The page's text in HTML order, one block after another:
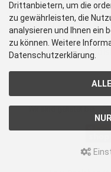
Kontakt:
Telefon: (0 50 68) 9 58
Telefax: (0 50 68) 9 58
E-Mail: info@aqua-
Drittanbietern, um die
zu gewährleisten, die
analysieren und Ihnen ein
zu können. Weitere
Datenschutzerklärung.